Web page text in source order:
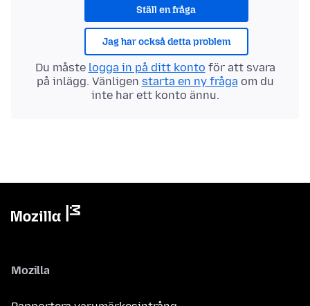
Ställ en fråga
Jag har också detta problem
Du måste logga in på ditt konto för att svara
på inlägg. Vänligen starta en ny fråga om du
inte har ett konto ännu.
Mozilla